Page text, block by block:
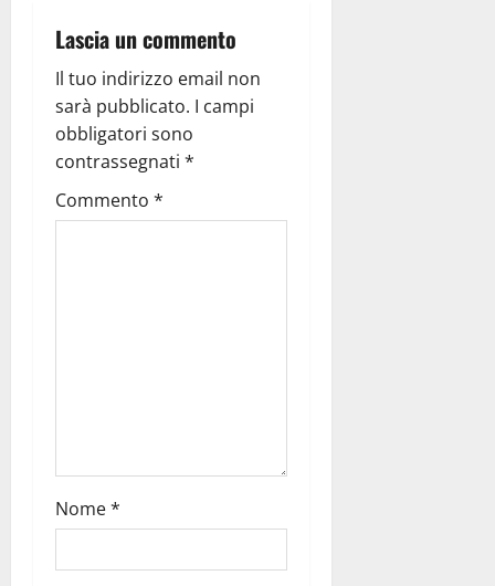
Lascia un commento
Il tuo indirizzo email non
sarà pubblicato. I campi
obbligatori sono
contrassegnati *
Commento *
Nome*